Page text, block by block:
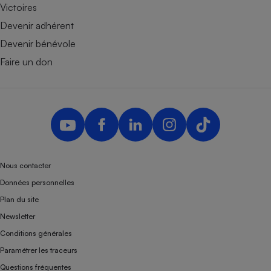
Victoires
Devenir adhérent
Devenir bénévole
Faire un don
Nous contacter
Données personnelles
Plan du site
Newsletter
Conditions générales
Paramétrer les traceurs
Questions fréquentes